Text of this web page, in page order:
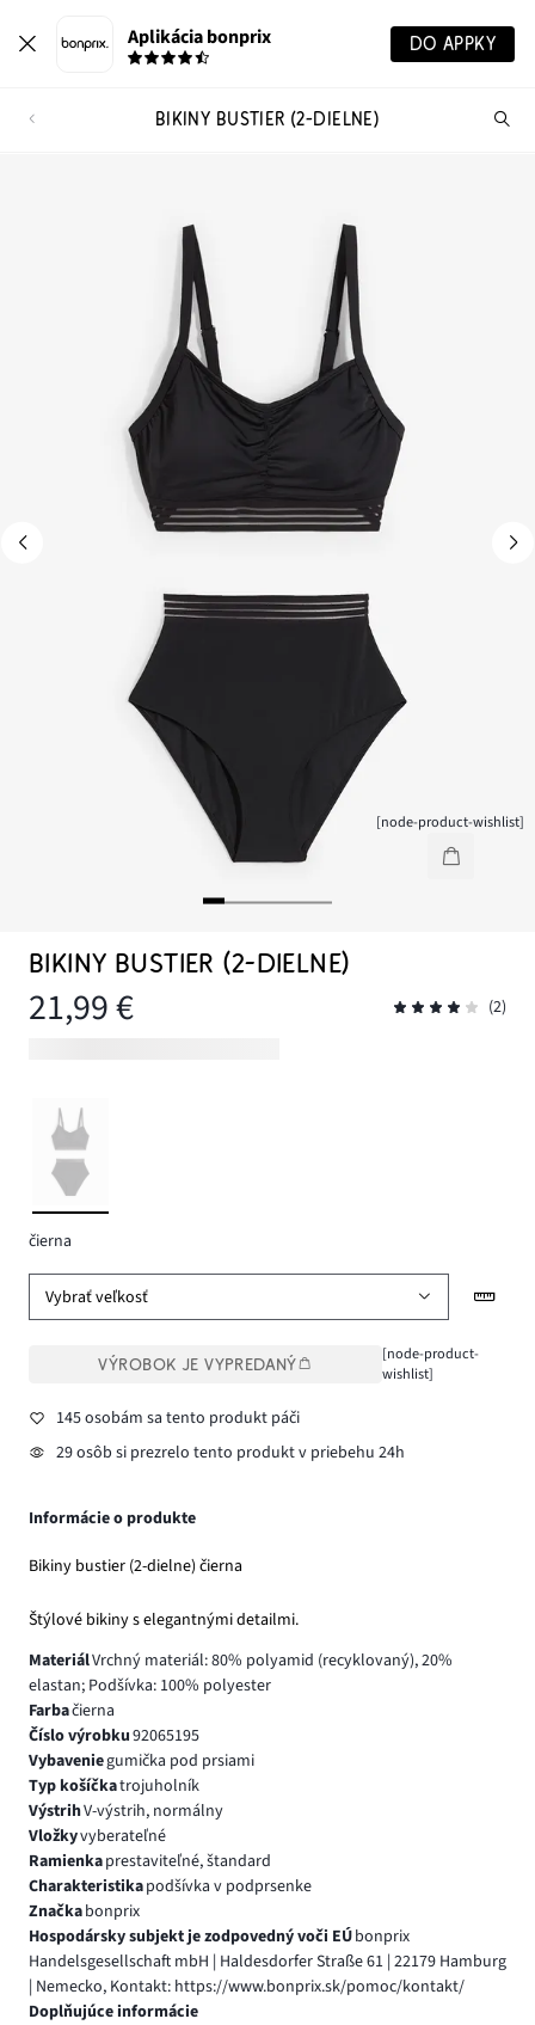
Aplikácia bonprix DO APPKY
BIKINY BUSTIER (2-DIELNE)
[node-product-wishlist]
BIKINY BUSTIER (2-DIELNE)
21,99 € (2)
čierna
Vybrať veľkosť
VÝROBOK JE VYPREDANÝ
[node-product-
wishlist]
145 osobám sa tento produkt páči
29 osôb si prezrelo tento produkt v priebehu 24h
Informácie o produkte
Bikiny bustier (2-dielne) čierna
Štýlové bikiny s elegantnými detailmi.
MateriálVrchný materiál: 80% polyamid (recyklovaný), 20%
elastan; Podšívka: 100% polyester
Farbačierna
Číslo výrobku92065195
Vybaveniegumička pod prsiami
Typ košíčkatrojuholník
VýstrihV-výstrih, normálny
Vložkyvyberateľné
Ramienkaprestaviteľné, štandard
Charakteristikapodšívka v podprsenke
Značkabonprix
Hospodársky subjekt je zodpovedný voči EÚbonprix
Handelsgesellschaft mbH | Haldesdorfer Straße 61 | 22179 Hamburg
| Nemecko, Kontakt: https://www.bonprix.sk/pomoc/kontakt/
Doplňujúce informácie